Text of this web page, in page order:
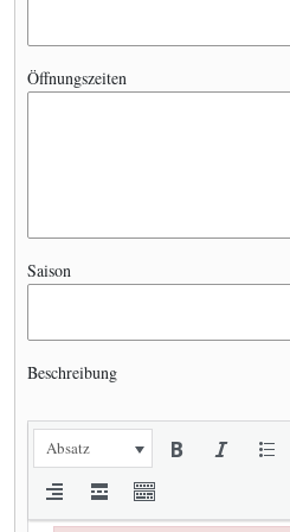
Öffnungszeiten
Saison
Beschreibung
Absatz